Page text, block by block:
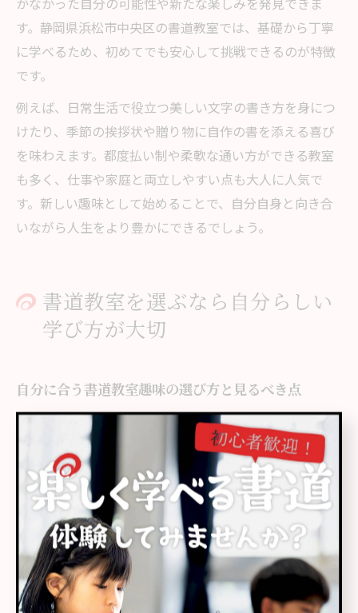
す。静岡県浜松市中央区の書道教室では、基礎から丁寧
に学べるため、初めてでも安心して挑戦できるのが特徴
です。
例えば、日常生活で役立つ美しい文字の書き方を身につ
けたり、季節の挨拶状や贈り物に自作の書を添える喜び
を味わえます。都度払い制や柔軟な通い方ができる教室
も多く、仕事や家庭と両立しやすい点も大人に人気で
す。新しい趣味として始めることで、自分自身と向き合
いながら人生をより豊かにできるでしょう。
書道教室を選ぶなら自分らしい
学び方が大切
自分に合う書道教室趣味の選び方と見るべき点
書道教室を趣味として始める際、自分に合った教室を選
ぶことが長く続けるポイントです。静岡県浜松市中央区
には、大人も子どもも学べる教室や、体験レッスンを用
意しているところが多く、自分のライフスタイルやペー
スに合わせて選ぶことが可能です。
選ぶ際は、教室の雰囲気や指導方針、講師の資格や経
験、対応している年齢層、無料体験の有無などを確認し
ましょう。特に、椅子席の有無や集中できる環境、都度